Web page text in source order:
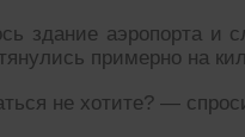
здание аэропорта и
примерно на
не хотите? —